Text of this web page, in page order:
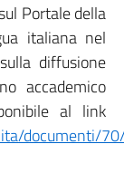
Portale della
italiana nel
diffusione
accademico
al link
documenti/